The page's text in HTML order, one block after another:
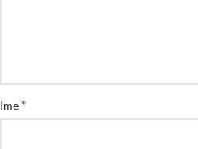
Ime *